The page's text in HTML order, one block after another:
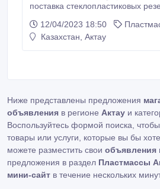
поставка стеклопластиковых
чемоданного типа . Под
химические жидкости , поставка стеклопластиковых
12/04/2023 18:50
Казахстан, Актау
Ниже представлены предложения
объявления в регионе Актау и
Воспользуйтесь формой поиска,
товары или услуги, которые вы бы
можете разместить свои объявления
предложения в раздел Пластмассы
мини-сайт в течение нескольких